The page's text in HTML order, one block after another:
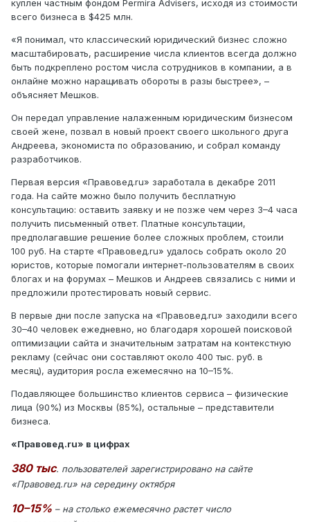
куплен частным фондом Permira Advisers, исходя из стоимости
всего бизнеса в $425 млн.
«Я понимал, что классический юридический бизнес сложно
масштабировать, расширение числа клиентов всегда должно
быть подкреплено ростом числа сотрудников в компании, а в
онлайне можно наращивать обороты в разы быстрее», –
объясняет Мешков.
Он передал управление налаженным юридическим бизнесом
своей жене, позвал в новый проект своего школьного друга
Андреева, экономиста по образованию, и собрал команду
разработчиков.
Первая версия «Правовед.ru» заработала в декабре 2011
года. На сайте можно было получить бесплатную
консультацию: оставить заявку и не позже чем через 3–4 часа
получить письменный ответ. Платные консультации,
предполагавшие решение более сложных проблем, стоили
100 руб. На старте «Правовед.ru» удалось собрать около 20
юристов, которые помогали интернет-пользователям в своих
блогах и на форумах – Мешков и Андреев связались с ними и
предложили протестировать новый сервис.
В первые дни после запуска на «Правовед.ru» заходили всего
30–40 человек ежедневно, но благодаря хорошей поисковой
оптимизации сайта и значительным затратам на контекстную
рекламу (сейчас они составляют около 400 тыс. руб. в
месяц), аудитория росла ежемесячно на 10–15%.
Подавляющее большинство клиентов сервиса – физические
лица (90%) из Москвы (85%), остальные – представители
бизнеса.
«Правовед.ru» в цифрах
380 тыс. пользователей зарегистрировано на сайте
«Правовед.ru» на середину октября
10–15% – на столько ежемесячно растет число